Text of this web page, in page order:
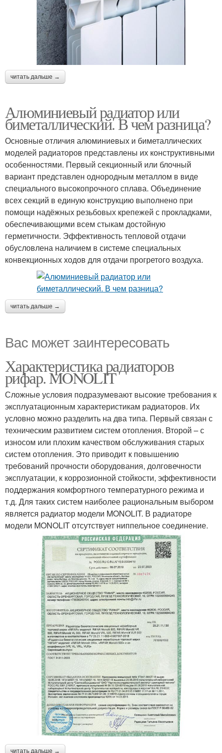
читать дальше →
Алюминиевый радиатор или
биметаллический. В чем разница?
Основные отличия алюминиевых и биметаллических
моделей радиаторов представлены их конструктивными
особенностями. Первый секционный или блочный
вариант представлен однородным металлом в виде
специального высокопрочного сплава. Объединение
всех секций в единую конструкцию выполнено при
помощи надёжных резьбовых крепежей с прокладками,
обеспечивающими всем стыкам достойную
герметичности. Эффективность тепловой отдачи
обусловлена наличием в системе специальных
конвекционных ходов для отдачи прогретого воздуха.
читать дальше →
Вас может заинтересовать
Характеристика радиаторов
рифар. MONOLIT
Сложные условия подразумевают высокие требования к
эксплуатационным характеристикам радиаторов. Их
условно можно разделить на два типа. Первый связан с
техническим развитием систем отопления. Второй – с
износом или плохим качеством обслуживания старых
систем отопления. Это приводит к повышению
требований прочности оборудования, долговечности
эксплуатации, к коррозионной стойкости, эффективности
поддержания комфортного температурного режима и
т.д. Для таких систем наиболее рациональным выбором
является радиатор модели MONOLIT. В радиаторе
модели MONOLIT отсутствует ниппельное соединение.
читать дальше →